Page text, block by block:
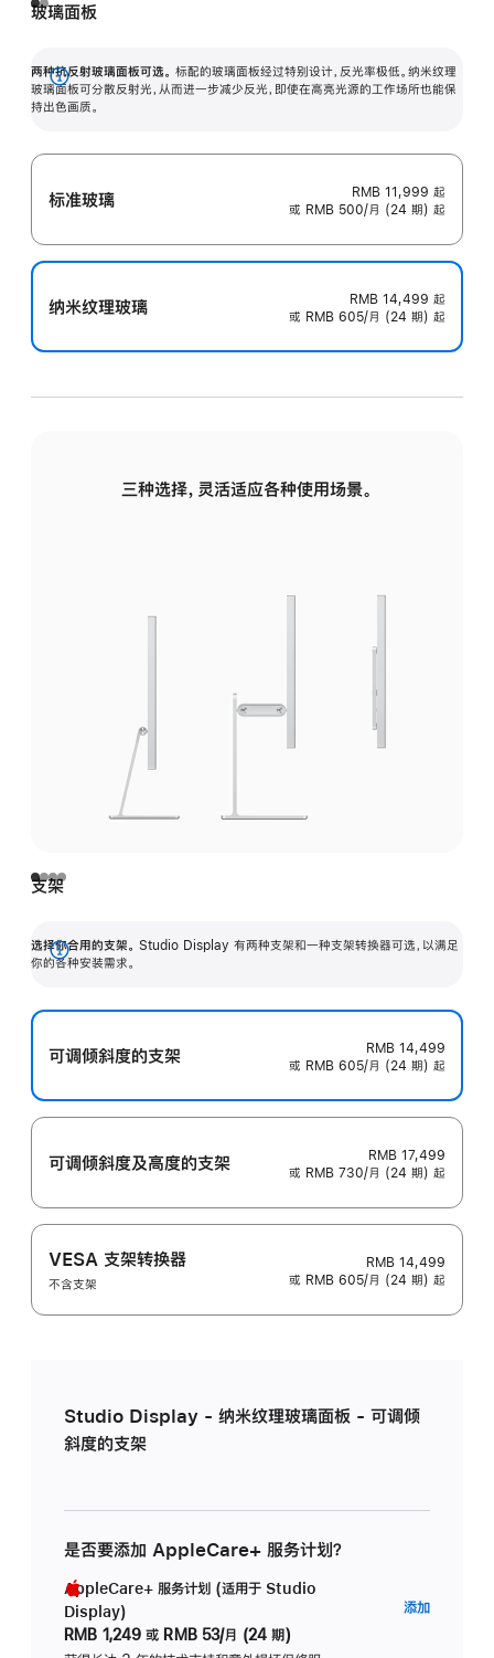
玻璃面板
两种抗反射玻璃面板可选。 标配的玻璃面板经过特别设计，反光率极低。纳米纹理
玻璃面板可分散反射光，从而进一步减少反光，即使在高亮光源的工作场所也能保
持出色画质。
展
开
标准玻璃 RMB 11,999 起
或 RMB 500/月 (24 期) 起
纳米纹理玻璃 RMB 14,499 起
或 RMB 605/月 (24 期) 起
三种选择，灵活适应各种使用场景。
支架
选择你合用的支架。 Studio Display 有两种支架和一种支架转换器可选，以满足
你的各种安装需求。
展
可调倾斜度的支架
RMB 14,499
或 RMB 605/月 (24 期) 起
可调倾斜度及高‍度的支‍架
RMB 17,499
或 RMB 730/月 (24 期) 起
VESA 支架转换器
不含支架
RMB 14,499
或 RMB 605/月 (24 期) 起
Studio Display - 纳米纹理玻璃面板 - 可调倾
斜度的支架
是否要添加 AppleCare+ 服务计划？
AppleCare+ 服务计划 (适用于 Studio
Display)
RMB 1,249 或 RMB 53/月 (24 期)
添加